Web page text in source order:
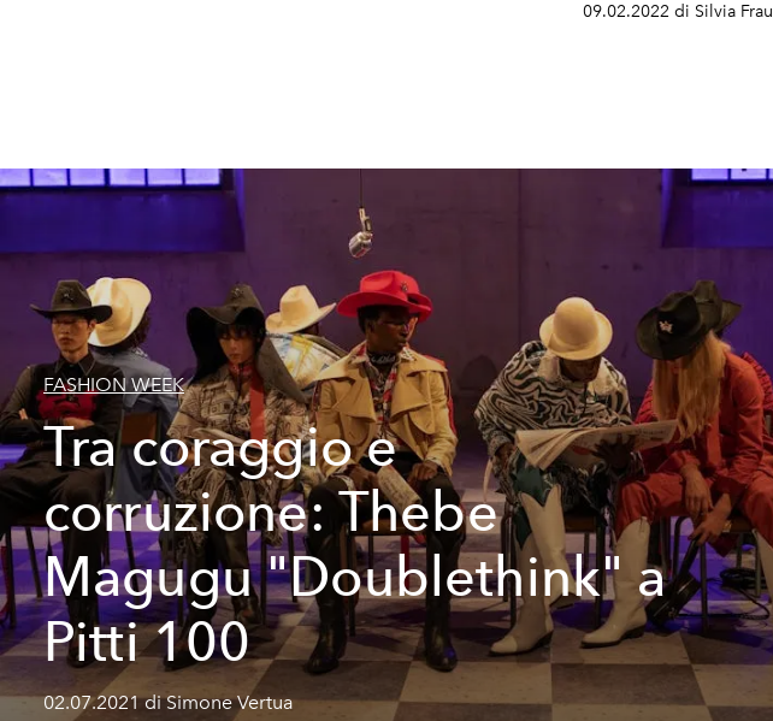
09.02.2022 di Silvia Frau
FASHION WEEK
Tra coraggio e
corruzione: Thebe
Magugu "Doublethink" a
Pitti 100
02.07.2021 di Simone Vertua